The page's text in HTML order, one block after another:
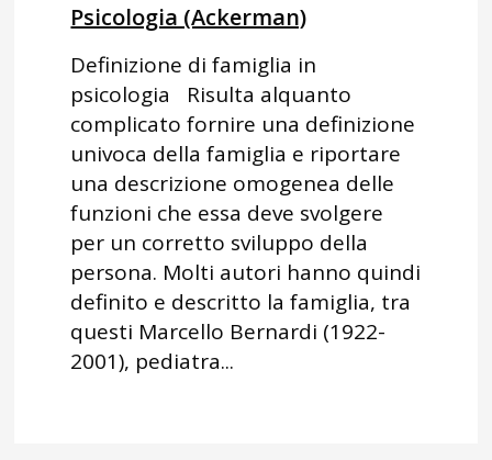
Psicologia (Ackerman)
Definizione di famiglia in
psicologia Risulta alquanto
complicato fornire una definizione
univoca della famiglia e riportare
una descrizione omogenea delle
funzioni che essa deve svolgere
per un corretto sviluppo della
persona. Molti autori hanno quindi
definito e descritto la famiglia, tra
questi Marcello Bernardi (1922-
2001), pediatra...